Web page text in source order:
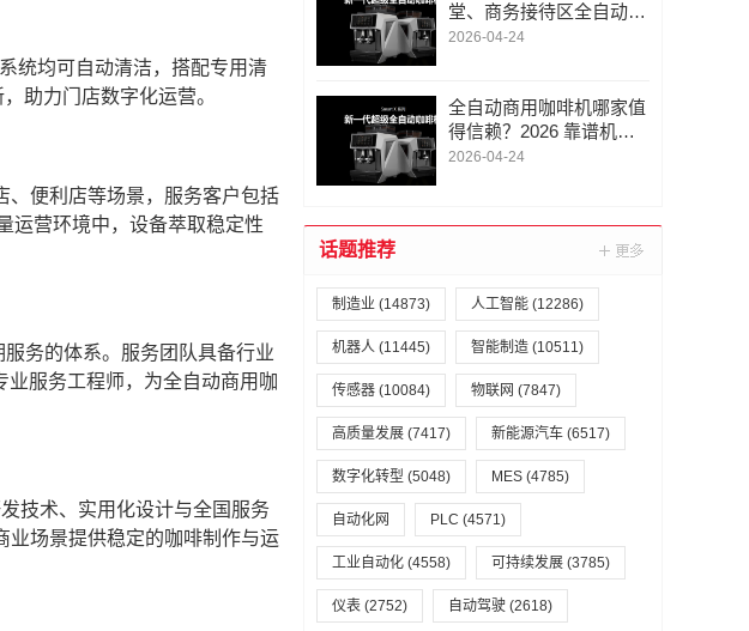
统均可自动清洁，搭配专用清
助力门店数字化运营。
、便利店等场景，服务客户包括
运营环境中，设备萃取稳定性
务的体系。服务团队具备行业
服务工程师，为全自动商用咖
技术、实用化设计与全国服务
业场景提供稳定的咖啡制作与运
堂、商务接待区全自动商
用咖啡机推荐
2026-04-24
全自动商用咖啡机哪家值
得信赖？2026 靠谱机型
推荐
2026-04-24
话题推荐
制造业 (14873) 人工智能 (12286)
机器人 (11445) 智能制造 (10511)
传感器 (10084) 物联网 (7847)
高质量发展 (7417) 新能源汽车 (6517)
数字化转型 (5048) MES (4785)
自动化网 PLC (4571)
工业自动化 (4558) 可持续发展 (3785)
仪表 (2752) 自动驾驶 (2618)